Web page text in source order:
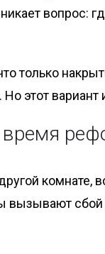
вопрос:
только
этот вариант
время
комнате,
сбой